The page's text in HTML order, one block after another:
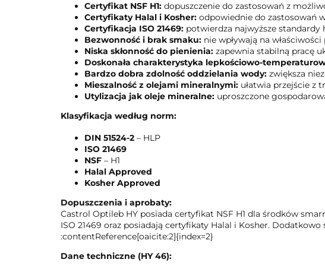
Certyfikat NSF H1: dopuszczenie do zastosowań z
Certyfikaty Halal i Kosher: odpowiednie do zastosowań
Certyfikacja ISO 21469: potwierdza najwyższe
Bezwonność i brak smaku: nie wpływają na
Niska skłonność do pienienia: zapewnia stabilną pracę
Doskonała charakterystyka lepkościowo-
Bardzo dobra zdolność oddzielania wody: zwiększa
Mieszalność z olejami mineralnymi: ułatwia przejście z
Utylizacja jak oleje mineralne: uproszczone
Klasyfikacja według norm:
DIN 51524-2 – HLP
ISO 21469
NSF – H1
Halal Approved
Kosher Approved
Dopuszczenia i aprobaty:
Castrol Optileb HY posiada certyfikat NSF H1 dla środków
ISO 21469 oraz posiadają certyfikaty Halal i Kosher.
:contentReference[oaicite:2]{index=2}
Dane techniczne (HY 46):